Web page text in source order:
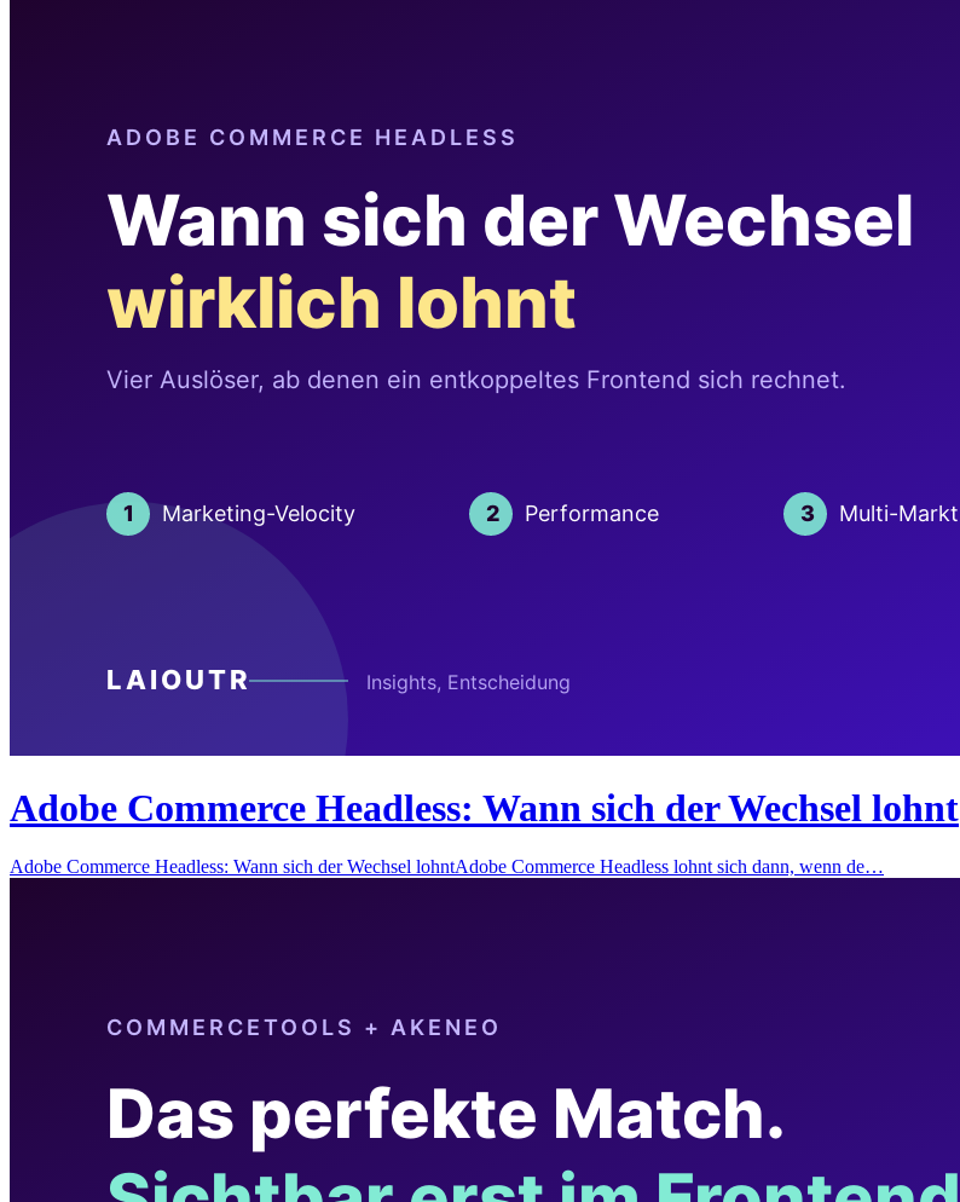
Adobe Commerce Headless: Wann sich der Wechsel lohnt
Adobe Commerce Headless: Wann sich der Wechsel lohntAdobe Commerce Headless lohnt sich dann, wenn de…